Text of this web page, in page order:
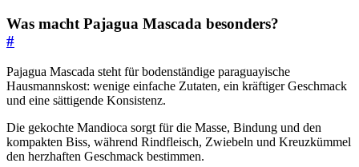
Was macht Pajagua Mascada besonders?
#
Pajagua Mascada steht für bodenständige paraguayische
Hausmannskost: wenige einfache Zutaten, ein kräftiger Geschmack
und eine sättigende Konsistenz.
Die gekochte Mandioca sorgt für die Masse, Bindung und den
kompakten Biss, während Rindfleisch, Zwiebeln und Kreuzkümmel
den herzhaften Geschmack bestimmen.